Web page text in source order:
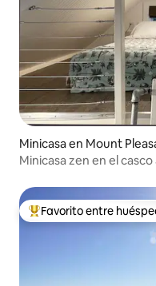
Minicasa en Mount
Minicasa zen en el casco
Favorito entre
Favorito entre